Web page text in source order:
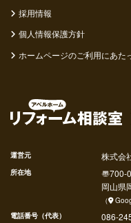
採用情報
個人情報保護方針
ホームページのご利用にあた
運営元 株式会
所在地 〠700-
岡山県
（
電話番号（代表）
086-